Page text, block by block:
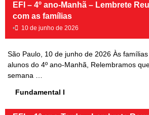
EFI – 4º ano-Manhã – Lembrete
com as famílias
• 10 de junho de 2026
São Paulo, 10 de junho de 2026 Às
alunos do 4º ano-Manhã, Relembramos
semana …
Fundamental I